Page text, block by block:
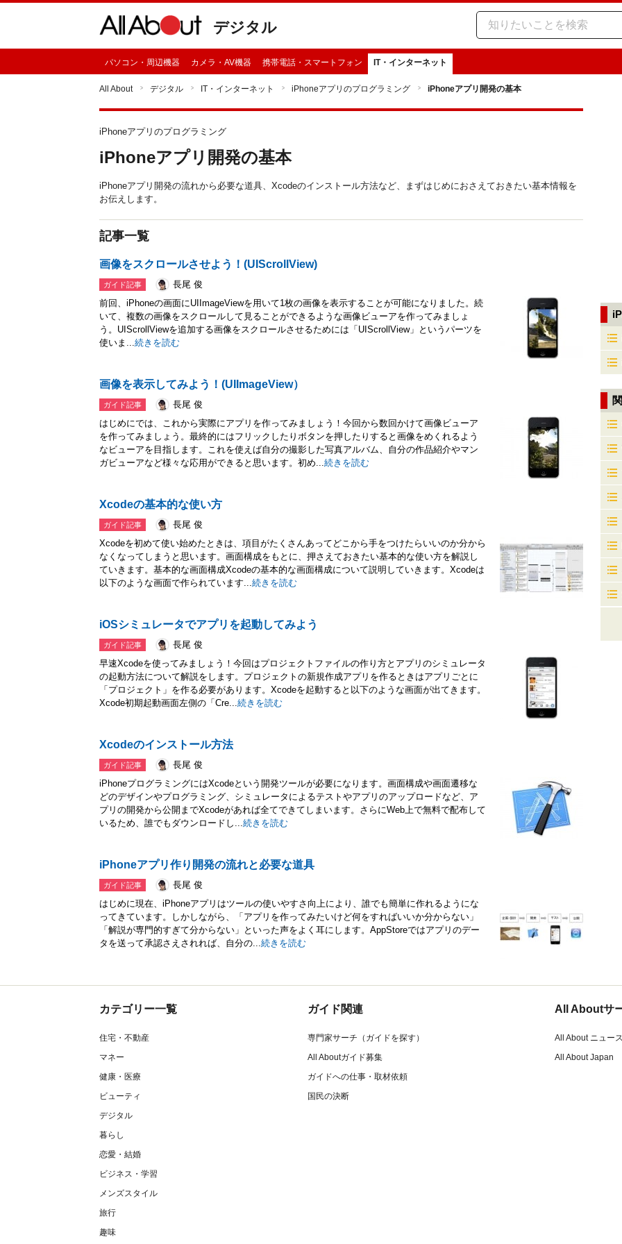
デジタル
パソコン・周辺機器 カメラ・AV機器 携帯電話・スマートフォン IT・インターネット
All About デジタル IT・インターネット iPhoneアプリのプログラミング iPhoneアプリ開発の基本
iPhoneアプリのプログラミング
iPhoneアプリ開発の基本
iPhoneアプリ開発の流れから必要な道具、Xcodeのインストール方法など、まずはじめにおさえておきたい基本情報を
お伝えします。
記事一覧
画像をスクロールさせよう！(UIScrollView)
ガイド記事
長尾 俊
前回、iPhoneの画面にUIImageViewを用いて1枚の画像を表示することが可能になりました。続
いて、複数の画像をスクロールして見ることができるような画像ビューアを作ってみましょ
う。UIScrollViewを追加する画像をスクロールさせるためには「UIScrollView」というパーツを
使いま...続きを読む
画像を表示してみよう！(UIImageView）
ガイド記事
長尾 俊
はじめにでは、これから実際にアプリを作ってみましょう！今回から数回かけて画像ビューア
を作ってみましょう。最終的にはフリックしたりボタンを押したりすると画像をめくれるよう
なビューアを目指します。これを使えば自分の撮影した写真アルバム、自分の作品紹介やマン
ガビューアなど様々な応用ができると思います。初め...続きを読む
Xcodeの基本的な使い方
ガイド記事
長尾 俊
Xcodeを初めて使い始めたときは、項目がたくさんあってどこから手をつけたらいいのか分から
なくなってしまうと思います。画面構成をもとに、押さえておきたい基本的な使い方を解説し
ていきます。基本的な画面構成Xcodeの基本的な画面構成について説明していきます。Xcodeは
以下のような画面で作られています...続きを読む
iOSシミュレータでアプリを起動してみよう
ガイド記事
長尾 俊
早速Xcodeを使ってみましょう！今回はプロジェクトファイルの作り方とアプリのシミュレータ
の起動方法について解説をします。プロジェクトの新規作成アプリを作るときはアプリごとに
「プロジェクト」を作る必要があります。Xcodeを起動すると以下のような画面が出てきます。
Xcode初期起動画面左側の「Cre...続きを読む
Xcodeのインストール方法
ガイド記事
長尾 俊
iPhoneプログラミングにはXcodeという開発ツールが必要になります。画面構成や画面遷移な
どのデザインやプログラミング、シミュレータによるテストやアプリのアップロードなど、ア
プリの開発から公開までXcodeがあれば全てできてしまいます。さらにWeb上で無料で配布して
いるため、誰でもダウンロードし...続きを読む
iPhoneアプリ作り開発の流れと必要な道具
ガイド記事
長尾 俊
はじめに現在、iPhoneアプリはツールの使いやすさ向上により、誰でも簡単に作れるようにな
ってきています。しかしながら、「アプリを作ってみたいけど何をすればいいか分からない」
「解説が専門的すぎて分からない」といった声をよく耳にします。AppStoreではアプリのデー
タを送って承認さえされれば、自分の...続きを読む
カテゴリー一覧
住宅・不動産
マネー
健康・医療
ビューティ
デジタル
暮らし
恋愛・結婚
ビジネス・学習
メンズスタイル
旅行
趣味
ガイド関連
専門家サーチ（ガイドを探す）
All Aboutガイド募集
ガイドへの仕事・取材依頼
国民の決断
All Aboutサ
All About ニュース
All About Japan